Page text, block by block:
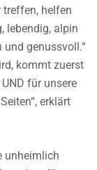
treffen, helfen
lebendig, alpin
und genussvoll.“
kommt zuerst
für unsere
erklärt
unheimlich